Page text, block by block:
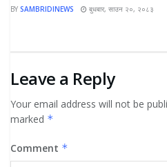
BY SAMBRIDINEWS बुधबार, साउन २०, २०८३
Leave a Reply
Your email address will not be
marked *
Comment *